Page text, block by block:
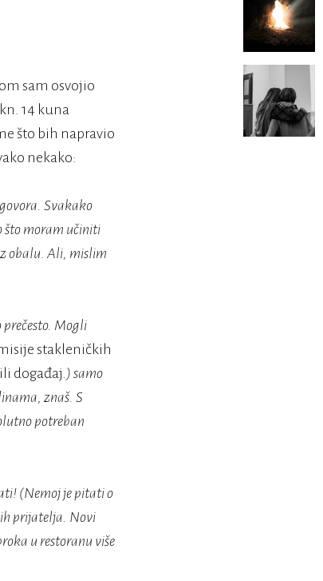
sam osvojio
14 kuna
što bih napravio
nekako:
Svakako
što moram učiniti
obalu. Ali, mislim
Mogli
stakleničkih
događaj.) samo
znaš. S
potreban
(Nemoj je pitati o
prijatelja. Novi
u restoranu više